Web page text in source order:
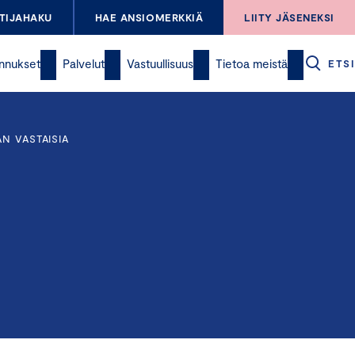
HAE ANSIOMERKKIÄ LIITY JÄSENEKSI
Palvelut Vastuullisuus Tietoa meistä ETSI
VASTAISIA